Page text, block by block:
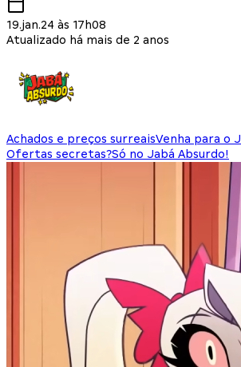
19.jan.24 às 17h08
Atualizado há mais de 2 anos
Achados e preços surreaisVenha para o
Ofertas secretas?Só no Jabá Absurdo!